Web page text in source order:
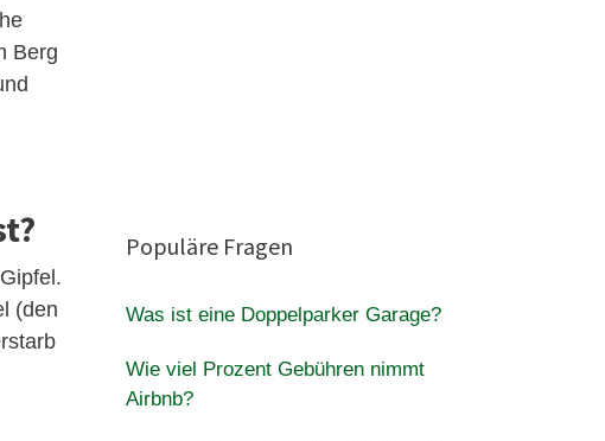
Berg
(den
Populäre Fragen
Was ist eine Doppelparker Garage?
Wie viel Prozent Gebühren nimmt
Airbnb?